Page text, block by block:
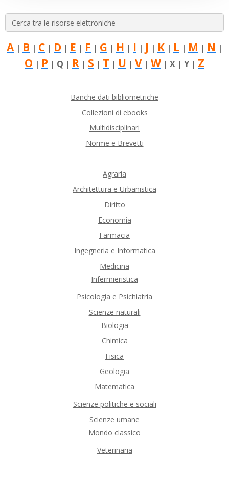
Search
for:
A| B | C | D | E | F | G | H | I | J | K | L | M | N |
O | P | Q | R | S | T | U | V | W | X | Y | Z
Banche dati bibliometriche
Collezioni di ebooks
Multidisciplinari
Norme e Brevetti
Agraria
Architettura e Urbanistica
Diritto
Economia
Farmacia
Ingegneria e Informatica
Medicina
Infermieristica
Psicologia e Psichiatria
Scienze naturali
Biologia
Chimica
Fisica
Geologia
Matematica
Scienze politiche e sociali
Scienze umane
Mondo classico
Veterinaria